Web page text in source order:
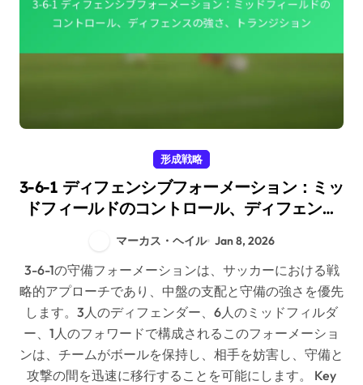
形成戦略
3-6-1 ディフェンシブフォーメーション：ミッ
ドフィールドのコントロール、ディフェンス
マーカス・ヘイル Jan 8, 2026
3-6-1の守備フォーメーションは、サッカーにおける戦
略的アプローチであり、中盤の支配と守備の強さを優先
します。3人のディフェンダー、6人のミッドフィルダ
ー、1人のフォワードで構成されるこのフォーメーショ
ンは、チームがボールを保持し、相手を妨害し、守備と
攻撃の間を迅速に移行することを可能にします。 Key